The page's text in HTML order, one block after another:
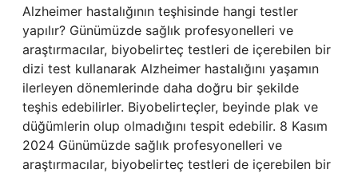
Alzheimer hastalığının teşhisinde hangi testler
yapılır? Günümüzde sağlık profesyonelleri ve
araştırmacılar, biyobelirteç testleri de içerebilen bir
dizi test kullanarak Alzheimer hastalığını yaşamın
ilerleyen dönemlerinde daha doğru bir şekilde
teşhis edebilirler. Biyobelirteçler, beyinde plak ve
düğümlerin olup olmadığını tespit edebilir. 8 Kasım
2024 Günümüzde sağlık profesyonelleri ve
araştırmacılar, biyobelirteç testleri de içerebilen bir